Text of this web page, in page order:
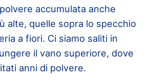
accumulata anche
alte, quelle sopra lo specchio
a fiori. Ci siamo saliti in
il vano superiore, dove
anni di polvere.